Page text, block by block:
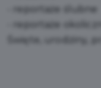
- reportaże ślubne
- reportaże
Święte, urodziny,